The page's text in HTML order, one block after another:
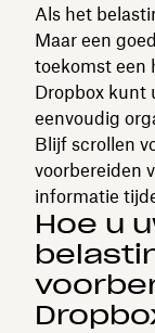
Als het
Maar een
toekomst een
Dropbox kunt
eenvoudig
Blijf scrollen
voorbereiden
informatie
Hoe u